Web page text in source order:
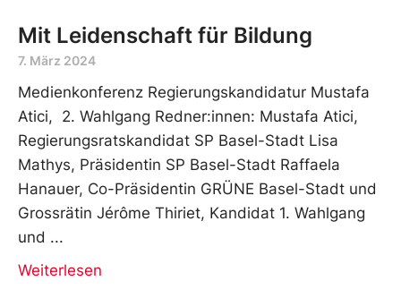
Mit Leidenschaft für Bildung
7. März 2024
Medienkonferenz Regierungskandidatur Mustafa
Atici, 2. Wahlgang Redner:innen: Mustafa Atici,
Regierungsratskandidat SP Basel-Stadt Lisa
Mathys, Präsidentin SP Basel-Stadt Raffaela
Hanauer, Co-Präsidentin GRÜNE Basel-Stadt und
Grossrätin Jérôme Thiriet, Kandidat 1. Wahlgang
und
Weiterlesen